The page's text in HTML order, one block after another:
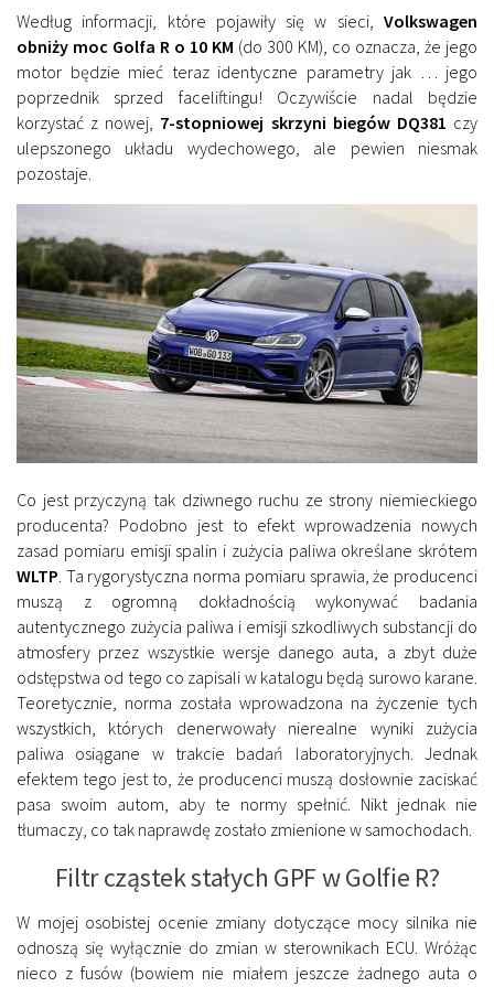
Według informacji, które pojawiły się w sieci, Volkswagen
obniży moc Golfa R o 10 KM (do 300 KM), co oznacza, że jego
motor będzie mieć teraz identyczne parametry jak … jego
poprzednik sprzed faceliftingu! Oczywiście nadal będzie
korzystać z nowej, 7-stopniowej skrzyni biegów DQ381 czy
ulepszonego układu wydechowego, ale pewien niesmak
pozostaje.
Co jest przyczyną tak dziwnego ruchu ze strony niemieckiego
producenta? Podobno jest to efekt wprowadzenia nowych
zasad pomiaru emisji spalin i zużycia paliwa określane skrótem
WLTP. Ta rygorystyczna norma pomiaru sprawia, że producenci
muszą z ogromną dokładnością wykonywać badania
autentycznego zużycia paliwa i emisji szkodliwych substancji do
atmosfery przez wszystkie wersje danego auta, a zbyt duże
odstępstwa od tego co zapisali w katalogu będą surowo karane.
Teoretycznie, norma została wprowadzona na życzenie tych
wszystkich, których denerwowały nierealne wyniki zużycia
paliwa osiągane w trakcie badań laboratoryjnych. Jednak
efektem tego jest to, że producenci muszą dosłownie zaciskać
pasa swoim autom, aby te normy spełnić. Nikt jednak nie
tłumaczy, co tak naprawdę zostało zmienione w samochodach.
Filtr cząstek stałych GPF w Golfie R?
W mojej osobistej ocenie zmiany dotyczące mocy silnika nie
odnoszą się wyłącznie do zmian w sterownikach ECU. Wróżąc
nieco z fusów (bowiem nie miałem jeszcze żadnego auta o